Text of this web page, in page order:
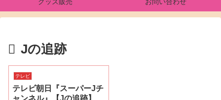
Jの追跡
テレビ
テレビ朝日『スーパーJチ
ャンネル』【Jの追跡】